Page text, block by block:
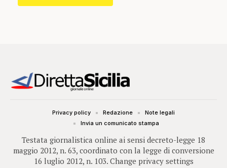
Testata giornalistica online ai sensi decreto-legge 18
maggio 2012, n. 63, coordinato con la legge di conversione
16 luglio 2012, n. 103. Change privacy settings
Privacy policy Redazione
Note legali
Invia un comunicato stampa